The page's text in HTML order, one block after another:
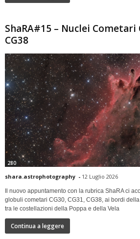
ShaRA#15 – Nuclei Cometari
CG38
280
shara.astrophotography - 12 Luglio 2026
Il nuovo appuntamento con la rubrica ShaRA ci
globuli cometari CG30, CG31, CG38, ai bordi
tra le costellazioni della Poppa e della Vela
Continua a leggere